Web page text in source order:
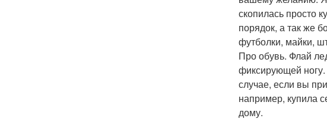
скопилась просто
порядок, а так же
футболки, майки,
Про обувь. Флай
фиксирующей ногу.
случае, если вы
например, купила
дому.